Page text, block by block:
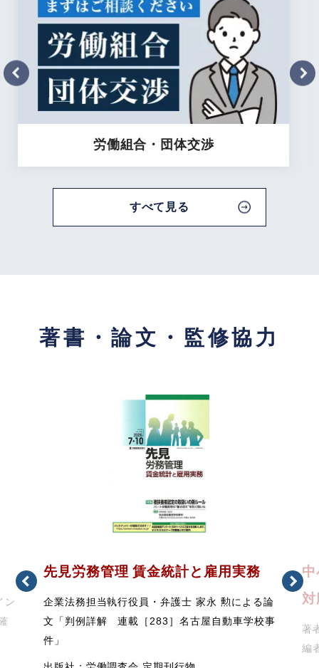
労働審判
すべて見る
著書・論文・監修協力
ン
先見労務管理 賃金統計と雇用実務
企業法務担当執行役員・弁護士 家永 勲による論
文「判例詳解 連載［283］名古屋自動車学校事
件」
中
著
編